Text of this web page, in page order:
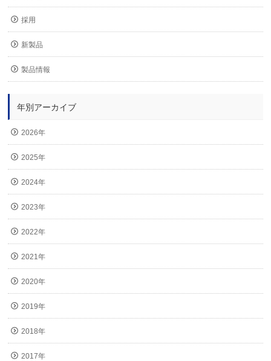
採用
新製品
製品情報
年別アーカイブ
2026年
2025年
2024年
2023年
2022年
2021年
2020年
2019年
2018年
2017年